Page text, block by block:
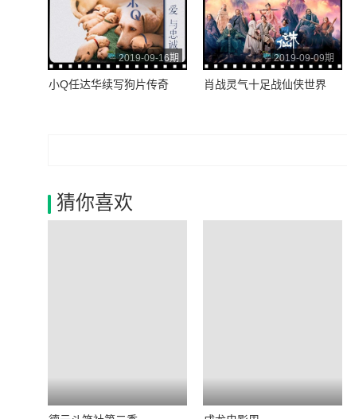
2019-09-16期
小Q任达华续写狗片传奇
2019-09-09期
肖战灵气十足战仙侠世界
猜你喜欢